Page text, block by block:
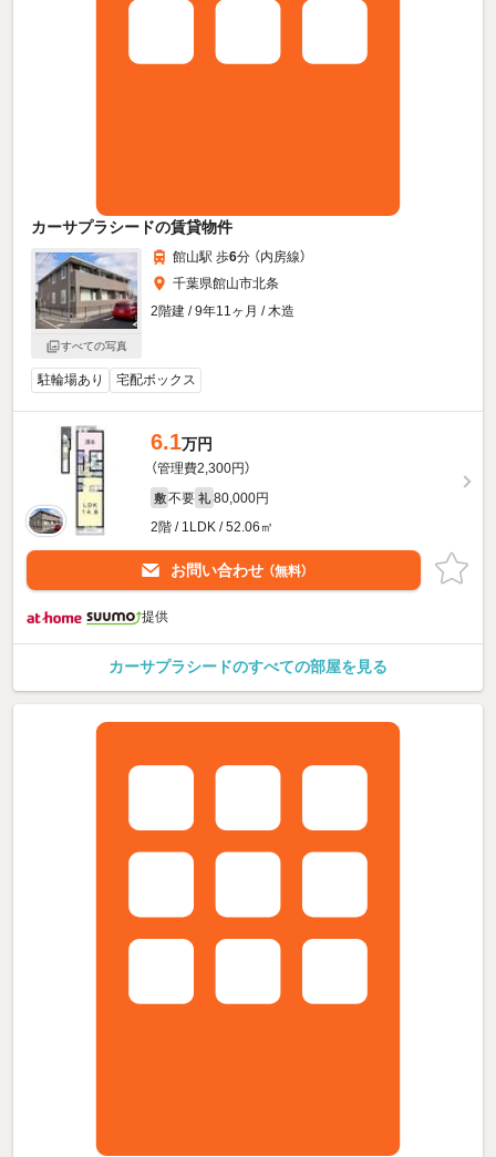
カーサプラシードの賃貸物件
すべての写真
館山駅 歩6分 （内房線）
千葉県館山市北条
2階建 / 9年11ヶ月 / 木造
駐輪場あり 宅配ボックス
6.1万円
（管理費2,300円）
敷 不要 礼 80,000円
2階 / 1LDK / 52.06㎡
お問い合わせ （無料）
提供
カーサプラシードのすべての部屋を見る